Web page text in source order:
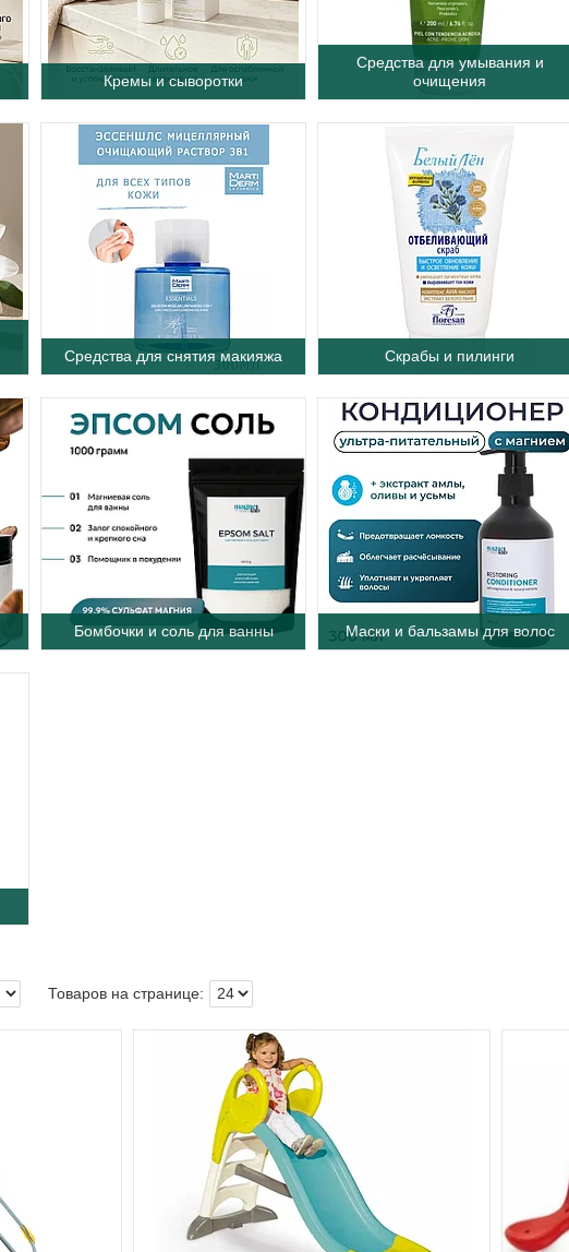
Кремы и сыворотки
Средства для умывания и
очищения
Средства для снятия макияжа Скрабы и пилинги
Бомбочки и соль для ванны Маски и бальзамы для волос